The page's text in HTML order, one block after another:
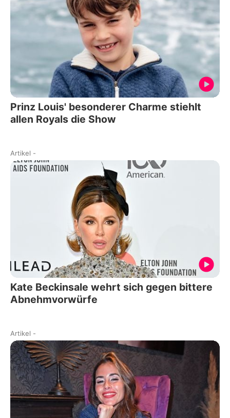
Prinz Louis' besonderer Charme stiehlt
allen Royals die Show
Artikel -
Kate Beckinsale wehrt sich gegen bittere
Abnehmvorwürfe
Artikel -